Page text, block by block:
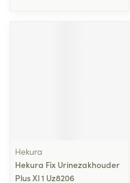
Hekura
Hekura Fix Urinezakhouder
Plus Xl 1 Uz8206